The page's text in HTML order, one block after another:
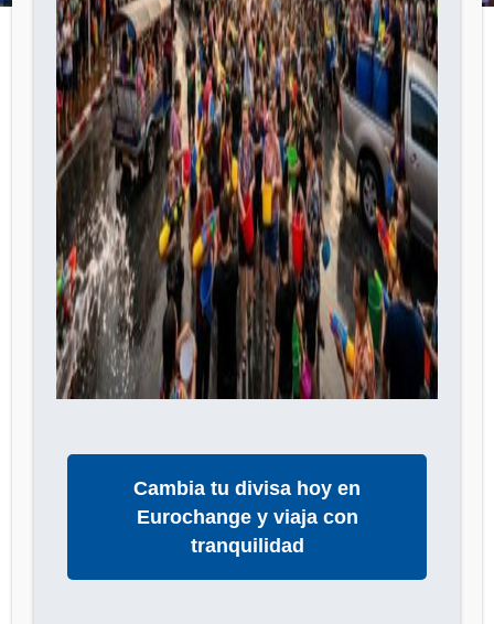
Cambia tu divisa hoy en
Eurochange y viaja con
tranquilidad